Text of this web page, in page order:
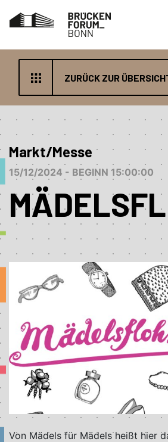
ZURÜCK ZUR
Markt/Messe
15/12/2024 - BEGINN 15:00:00
Von Mädels für Mädels heißt hier